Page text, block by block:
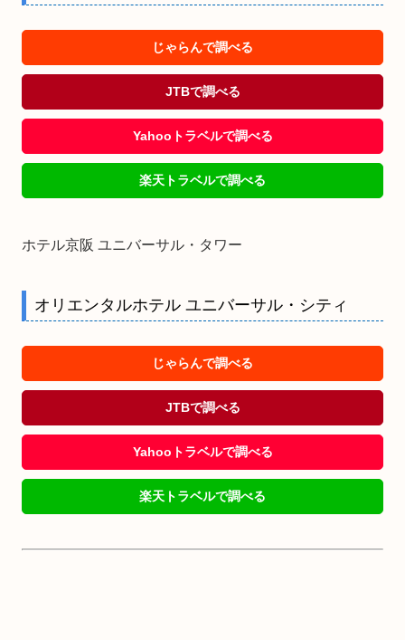
じゃらんで調べる
JTBで調べる
Yahooトラベルで調べる
楽天トラベルで調べる
ホテル京阪 ユニバーサル・タワー
オリエンタルホテル ユニバーサル・シティ
じゃらんで調べる
JTBで調べる
Yahooトラベルで調べる
楽天トラベルで調べる